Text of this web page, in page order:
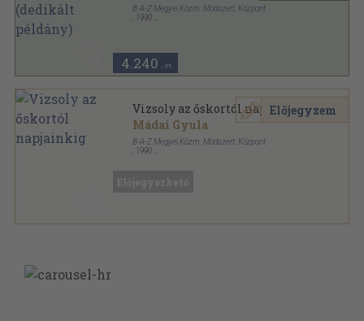
B-A-Z Megyei Közm. Módszert. Központ
1990
4.240 ,-Ft
Vizsoly az őskortól napjainkig
Mádai Gyula
B-A-Z Megyei Közm. Módszert. Központ
1990
Előjegyzem